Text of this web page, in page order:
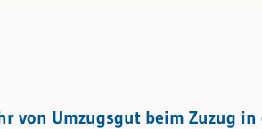
von Umzugsgut beim Zuzug